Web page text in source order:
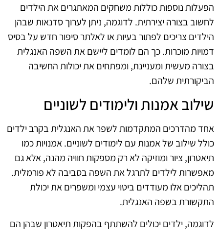
הפעלות נוספות כוללות משחקים המאתגרים את הילדים
לחשוב בצורה יצירתית. לדוגמה, ניתן לערוך סדנאות שבהן
הילדים צריכים לפתור בעיות או לאלתר סיפור חדש על בסיס
דמויות מוכרות. כך הם לומדים ליישם את השפה האנגלית
בצורה מעשית ומעניינת, ומפתחים את יכולות החשיבה
הביקורתית שלהם.
שילוב אמנות ולימודים לשוניים
אחד מהדרכים המתקדמות לשפר את האנגלית בקרב ילדים
כולל שילוב של אמנות עם לימודים לשוניים. אמנויות כמו
תיאטרון, ציור ומוזיקה לא רק מספקות חוויה מהנה, אלא גם
מאפשרות לילדים לתרגל את השפה בסביבה לא פורמלית.
תהליכים אלו מעודדים ביטוי עצמי ומשפרים את יכולת
התקשורת בשפה האנגלית.
לדוגמה, ילדים יכולים להשתתף בהפקות תיאטרון שבהן הם